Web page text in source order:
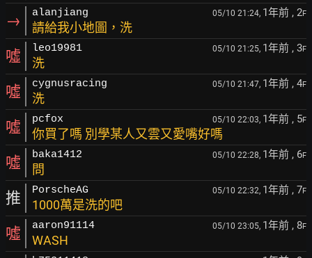
→ alanjiang 05/10 21:24, 1年前 , 2F
請給我小地圖，洗
噓 leo19981 05/10 21:25, 1年前 , 3F
洗
噓 cygnusracing 05/10 21:47, 1年前 , 4F
洗
噓 pcfox 05/10 22:03, 1年前 , 5F
你買了嗎 別學某人又雲又愛嘴好嗎
噓 baka1412 05/10 22:28, 1年前 , 6F
問
推 PorscheAG 05/10 22:32, 1年前 , 7F
1000萬是洗的吧
噓 aaron91114 05/10 23:05, 1年前 , 8F
WASH